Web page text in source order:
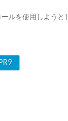
ルを使用しようと